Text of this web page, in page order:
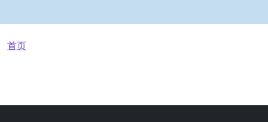
面包屑
首页